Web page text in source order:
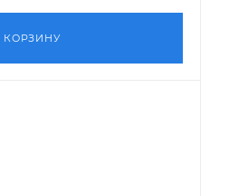
КОРЗИНУ